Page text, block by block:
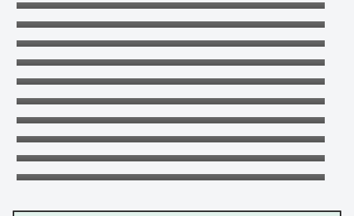
る！本当に不倫をしているのか？家族構成が
どうなっているのか？を徹底調査！
千早茜の恋人や結婚した夫は誰？子供や本名
に高校は？引越は離婚が理由？
末永けいの経歴や学歴(高校大学)は？妻(嫁)
は末永ゆかりで離婚した？
福田こうへいの結婚相手の嫁(妻)や子供
(娘・息子)など家族構成まとめ！
おだけいの元カノ人気歌手はちゃんみな！過
去の匂わせや動画流出の犯人は？
ドンマイ川端は結婚した嫁がいる？母親・兄
妹・父親に年収や学歴経歴も！
五条院凌のすっぴんや足太い画像がヤバい！
本当は美脚でスタイル良い？
デジポリスは東京だけ？大阪や埼玉・神奈
川・愛知など他の地域にもある？
天畠大輔の妻や母は？医療事故や経歴に大学
進学はモテたかったから！